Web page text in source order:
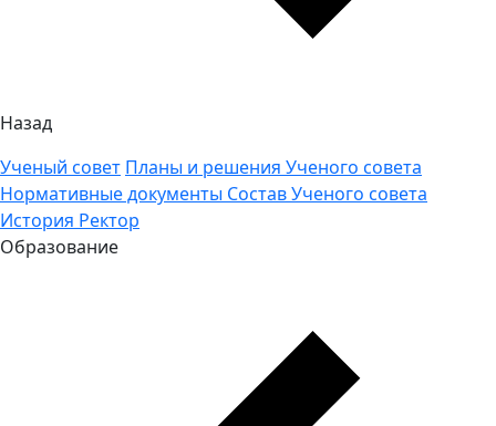
Назад
Ученый совет Планы и решения Ученого совета
Нормативные документы Состав Ученого совета
История Ректор
Образование